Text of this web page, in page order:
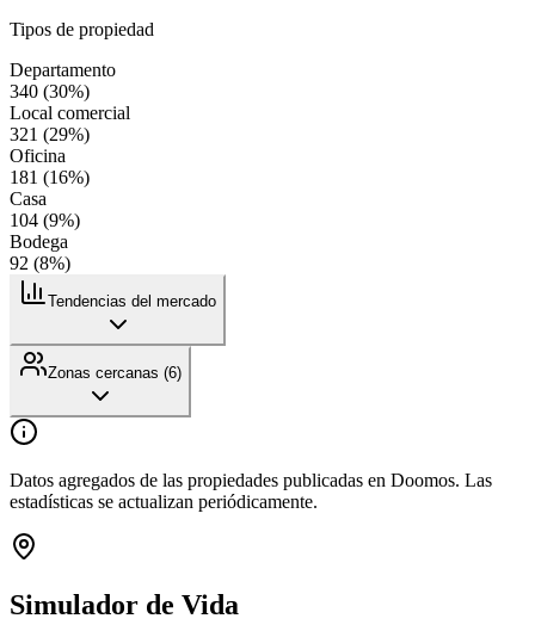
Tipos de propiedad
Departamento
340 (30%)
Local comercial
321 (29%)
Oficina
181 (16%)
Casa
104 (9%)
Bodega
92 (8%)
Tendencias del mercado
Zonas cercanas (6)
Datos agregados de las propiedades publicadas en Doomos. Las
estadísticas se actualizan periódicamente.
Simulador de Vida